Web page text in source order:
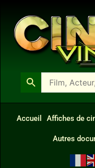
Accueil Affiches de
Autres